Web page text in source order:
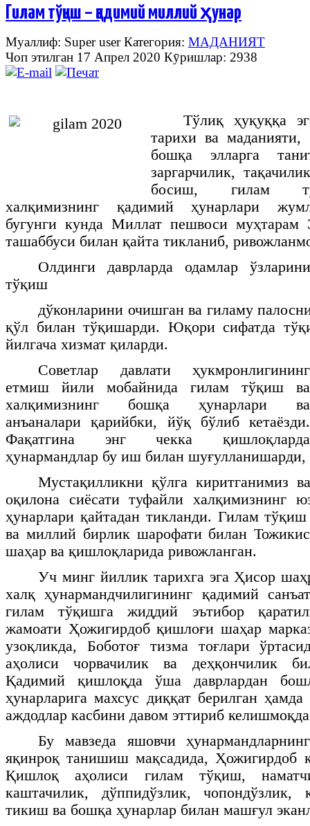
Гилам тўқиш – қадимий миллий ҳунар
Муаллиф: Super userКатегория: МАДАНИЯТ
Чоп этилган 17 Апрел 2020 Кӯришлар: 2938
Тўлиқ ҳуқуққа
тарихи ва маданияти,
бошқа
элларга
заргарчилик,
босиш, гилам
халқимизнинг қадимий ҳунарлари
бугунги кунда Миллат пешвоси муҳтарам
ташаббуси билан қайта тикланиб,
Олдинги даврларда одамлар
тўқиш
дўконларини очишган ва гиламу
қўл билан тўқишарди. Юқори сифатда
йилгача хизмат қиларди.
Советлар давлати ҳукмронлигининг
етмиш йили мобайнида гилам тўқиш ва
халқимизнинг бошқа ҳунарлари ва
анъаналари қарийбки, йўқ бўлиб кетаёзди.
Фақатгина энг чекка қишлоқларда
ҳунармандлар бу иш билан шуғулланишарди,
Мустақилликни қўлга киритганимиз
оқилона сиёсати туфайли халқимизнинг
ҳунарлари қайтадан тикланди. Гилам
ва миллий бирлик шарофати билан
шаҳар ва қишлоқларида ривожланган.
Уч минг йиллик тарихга эга Ҳисор
халқ ҳунармандчилигининг қадимий
гилам тўқишга жиддий эътибор
жамоати Ҳожигирдоб қишлоғи шаҳар
узоқликда, Боботоғ тизма тоғлари
аҳолиси чорвачилик ва деҳқончилик
Қадимий қишлоқда ўша даврлардан
ҳунарларига махсус диққат берилган ҳамда
аждодлар касбини давом эттириб
Бу мавзеда яшовчи
яқинроқ танишиш мақсадида, Ҳожигирдоб
Қишлоқ аҳолиси гилам тўқиш,
каштачилик, дўппидўзлик, чопондўзлик,
тикиш ва бошқа ҳунарлар билан машғул